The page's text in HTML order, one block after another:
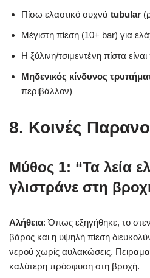
Πίσω ελαστικό συχνά tubular
Μέγιστη πίεση (10+ bar) για
Η ξύλινη/τσιμεντένη πίστα
Μηδενικός κίνδυνος
περιβάλλον)
8. Κοινές
Μύθος 1: “Τα λεία
γλιστράνε στη
Αλήθεια: Όπως εξηγήθηκε, το
βάρος και η υψηλή πίεση
νερού χωρίς αυλακώσεις.
καλύτερη πρόσφυση στη βροχή.